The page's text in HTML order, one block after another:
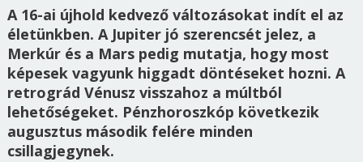
A 16-ai újhold kedvező változásokat indít el az
életünkben. A Jupiter jó szerencsét jelez, a
Merkúr és a Mars pedig mutatja, hogy most
képesek vagyunk higgadt döntéseket hozni. A
retrográd Vénusz visszahoz a múltból
lehetőségeket. Pénzhoroszkóp következik
augusztus második felére minden
csillagjegynek.